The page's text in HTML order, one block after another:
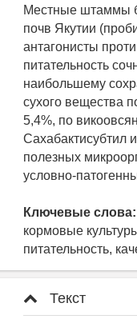
Местные штаммы
почв Якутии
антагонисты
питательность
наибольшему
сухого вещества
5,4%, по
Сахабактисубтил
полезных
условно-
Ключевые слова:
кормовые
питательность,
Текст